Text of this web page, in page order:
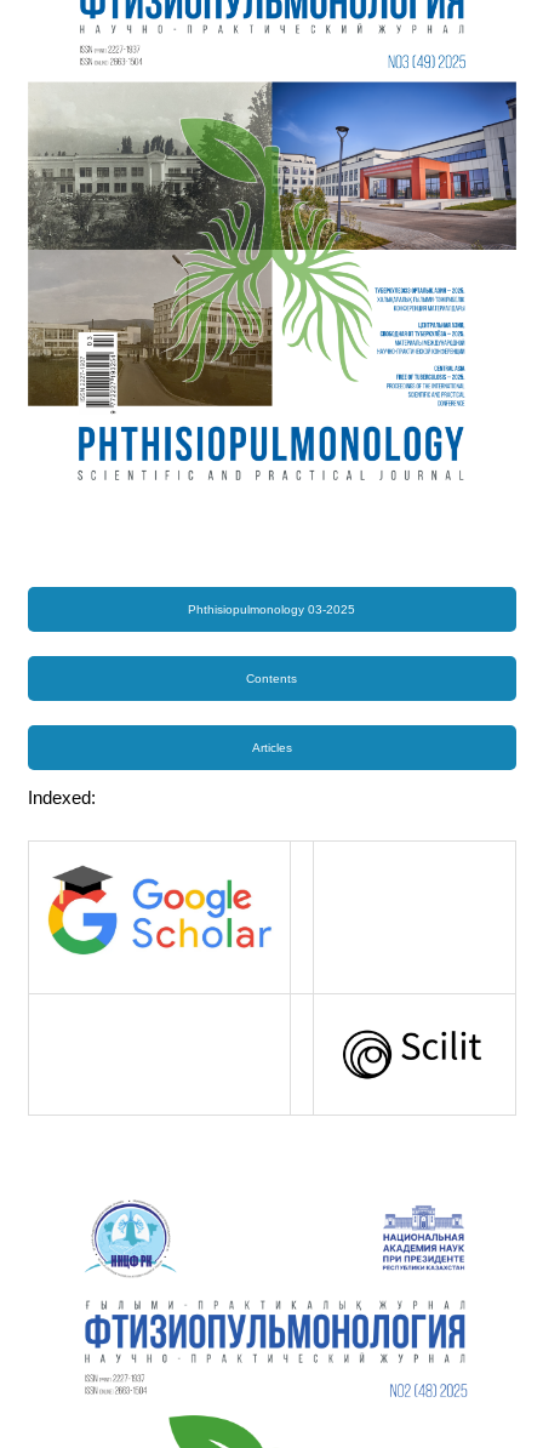
Phthisiopulmonology 03-2025
Contents
Articles
Indexed: